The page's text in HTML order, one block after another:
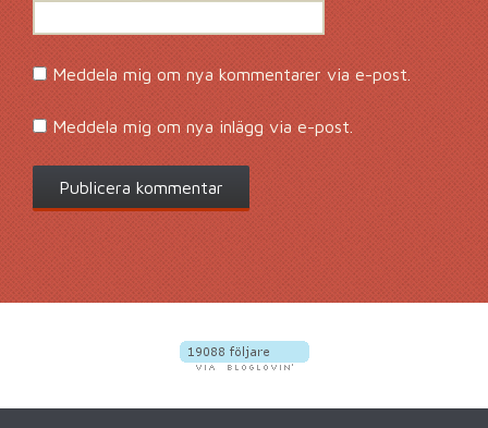
Meddela mig om nya kommentarer via e-post.
Meddela mig om nya inlägg via e-post.